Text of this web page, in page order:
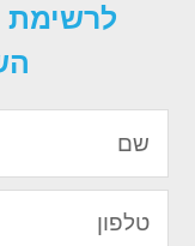
לרשימת